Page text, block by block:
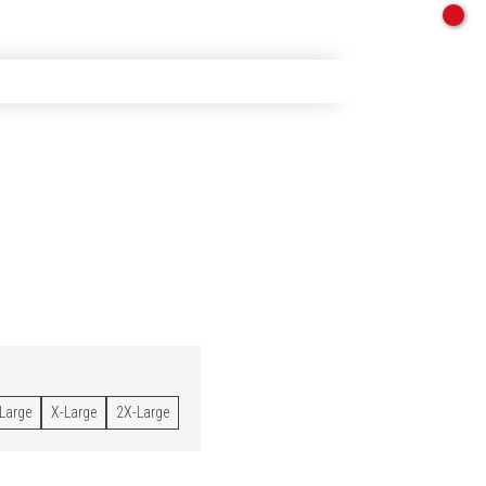
Large X-Large 2X-Large